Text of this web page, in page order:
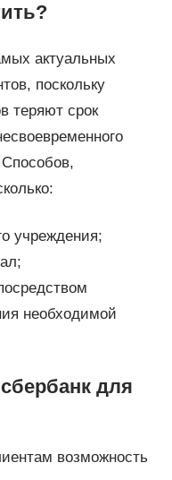
актуальных
поскольку
теряют срок
учреждения;
необходимой
для
возможность